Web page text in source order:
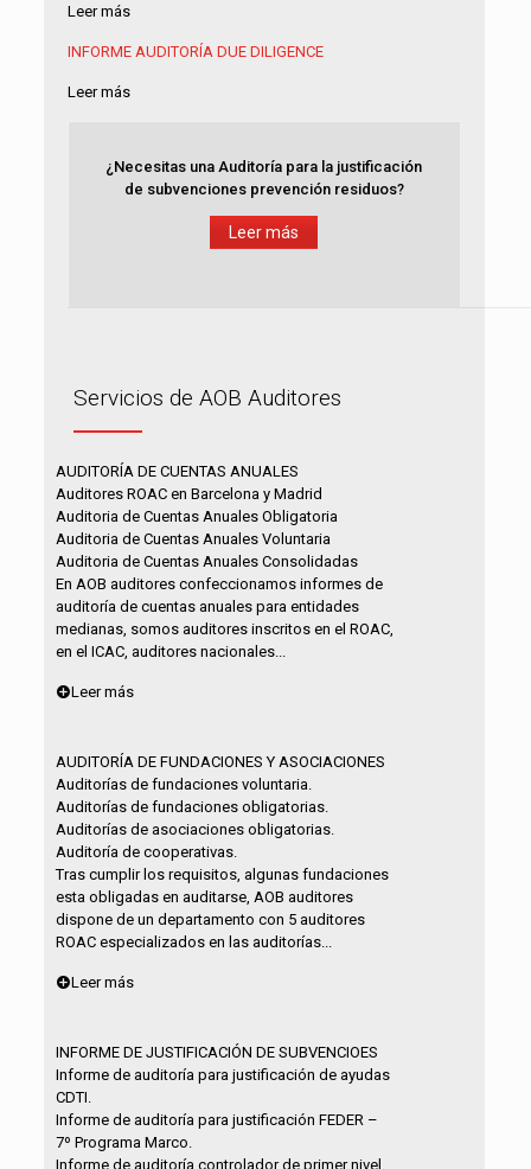
Leer más
INFORME AUDITORÍA DUE DILIGENCE
Leer más
¿Necesitas una Auditoría para la justificación
de subvenciones prevención residuos?
Leer más
Servicios de AOB Auditores
AUDITORÍA DE CUENTAS ANUALES
Auditores ROAC en Barcelona y Madrid
Auditoria de Cuentas Anuales Obligatoria
Auditoria de Cuentas Anuales Voluntaria
Auditoria de Cuentas Anuales Consolidadas
En AOB auditores confeccionamos informes de
auditoría de cuentas anuales para entidades
medianas, somos auditores inscritos en el ROAC,
en el ICAC, auditores nacionales...
Leer más
AUDITORÍA DE FUNDACIONES Y ASOCIACIONES
Auditorías de fundaciones voluntaria.
Auditorías de fundaciones obligatorias.
Auditorías de asociaciones obligatorias.
Auditoría de cooperativas.
Tras cumplir los requisitos, algunas fundaciones
esta obligadas en auditarse, AOB auditores
dispone de un departamento con 5 auditores
ROAC especializados en las auditorías...
Leer más
INFORME DE JUSTIFICACIÓN DE SUBVENCIOES
Informe de auditoría para justificación de ayudas
CDTI.
Informe de auditoría para justificación FEDER –
7º Programa Marco.
Informe de auditoría controlador de primer nivel.